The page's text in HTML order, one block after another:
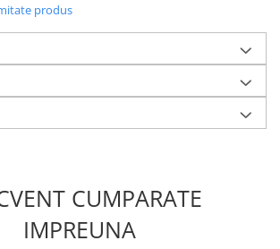
produs
CUMPARATE
IMPREUNA